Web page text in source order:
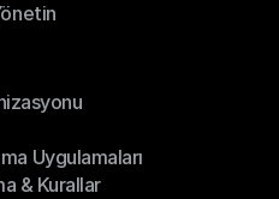
Tutun
Uygulamaları
Uygulamaları
& Kurallar